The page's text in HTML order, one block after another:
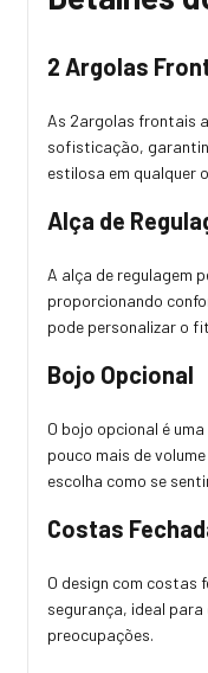
2 Argolas
As 2argolas frontais
sofisticação,
estilosa em qualquer
Alça de
A alça de regulagem
proporcionando
pode personalizar o
Bojo Opcional
O bojo opcional é
pouco mais de
escolha como se
Costas
O design com costas
segurança, ideal
preocupações.